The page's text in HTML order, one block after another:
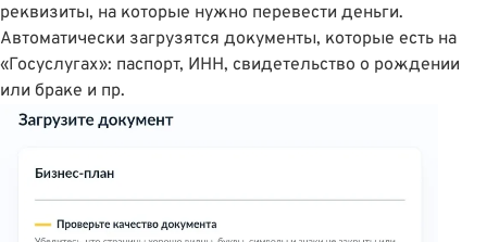
реквизиты, на которые нужно перевести деньги.
Автоматически загрузятся документы, которые есть на
«Госуслугах»: паспорт, ИНН, свидетельство о рождении
или браке и пр.